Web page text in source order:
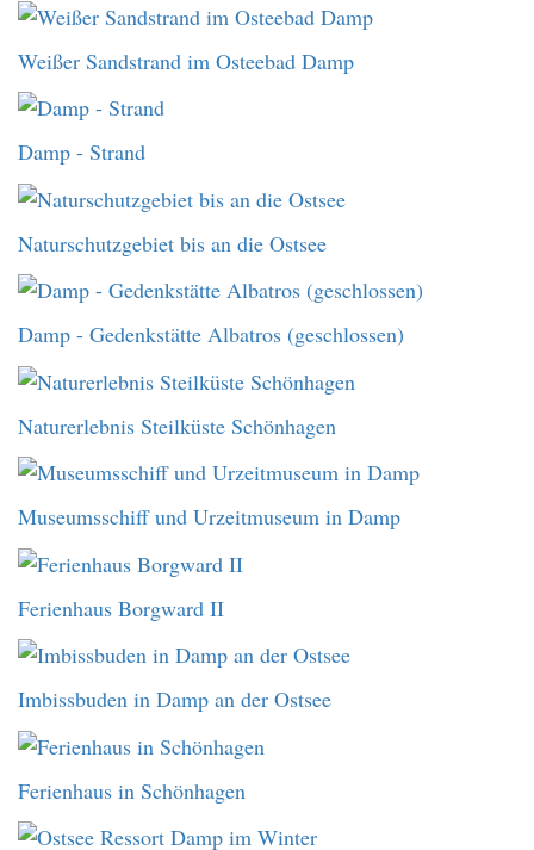
Weißer Sandstrand im Osteebad Damp
Damp - Strand
Naturschutzgebiet bis an die Ostsee
Damp - Gedenkstätte Albatros (geschlossen)
Naturerlebnis Steilküste Schönhagen
Museumsschiff und Urzeitmuseum in Damp
Ferienhaus Borgward II
Imbissbuden in Damp an der Ostsee
Ferienhaus in Schönhagen